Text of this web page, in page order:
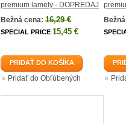
premium lamely - DOPREDAJ
Bežná cena: 16,29 €
SPECIAL PRICE 15,45 €
PRIDAŤ DO KOŠÍKA
Pridať do Obľúbených